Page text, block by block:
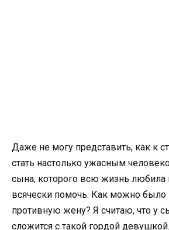
Даже не могу представить, как к
стать настолько ужасным
сына, которого всю жизнь любила
всячески помочь. Как можно было
противную жену? Я считаю, что у
сложится с такой гордой